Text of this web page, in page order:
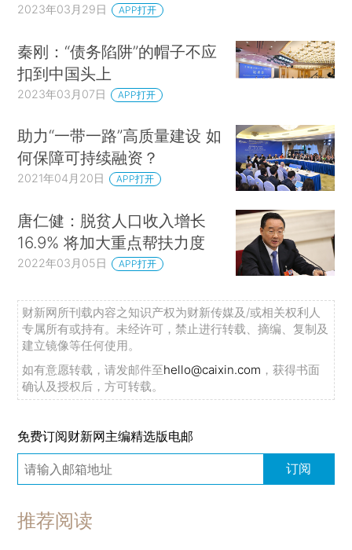
2023年03月29日 APP打开
秦刚：“债务陷阱”的帽子不应
扣到中国头上
2023年03月07日 APP打开
助力“一带一路”高质量建设 如
何保障可持续融资？
2021年04月20日 APP打开
唐仁健：脱贫人口收入增长
16.9% 将加大重点帮扶力度
2022年03月05日 APP打开
财新网所刊载内容之知识产权为财新传媒及/或相关权利人
专属所有或持有。未经许可，禁止进行转载、摘编、复制及
建立镜像等任何使用。
如有意愿转载，请发邮件至hello@caixin.com ，获得书面
确认及授权后，方可转载。
免费订阅财新网主编精选版电邮
订阅
推荐阅读